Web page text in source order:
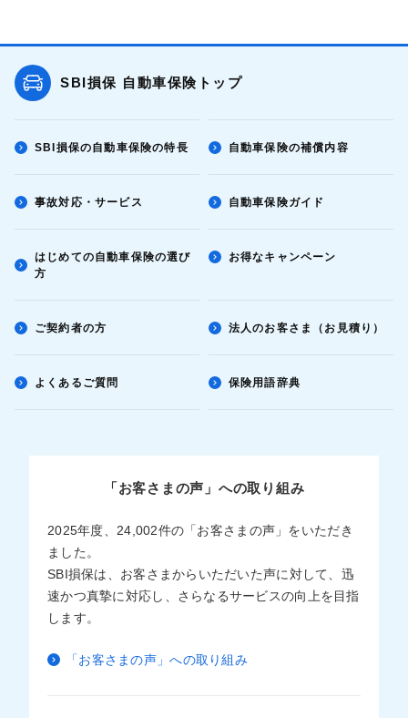
SBI損保 自動車保険トップ
SBI損保の自動車保険の特長 自動車保険の補償内容
事故対応・サービス 自動車保険ガイド
はじめての自動車保険の選び
方
お得なキャンペーン
ご契約者の方 法人のお客さま（お見積り）
よくあるご質問 保険用語辞典
「お客さまの声」への取り組み
2025年度、24,002件の「お客さまの声」をいただき
ました。
SBI損保は、お客さまからいただいた声に対して、迅
速かつ真摯に対応し、さらなるサービスの向上を目指
します。
「お客さまの声」への取り組み